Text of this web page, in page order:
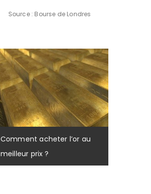
Source : Bourse de Londres
Comment acheter l’or au
meilleur prix ?